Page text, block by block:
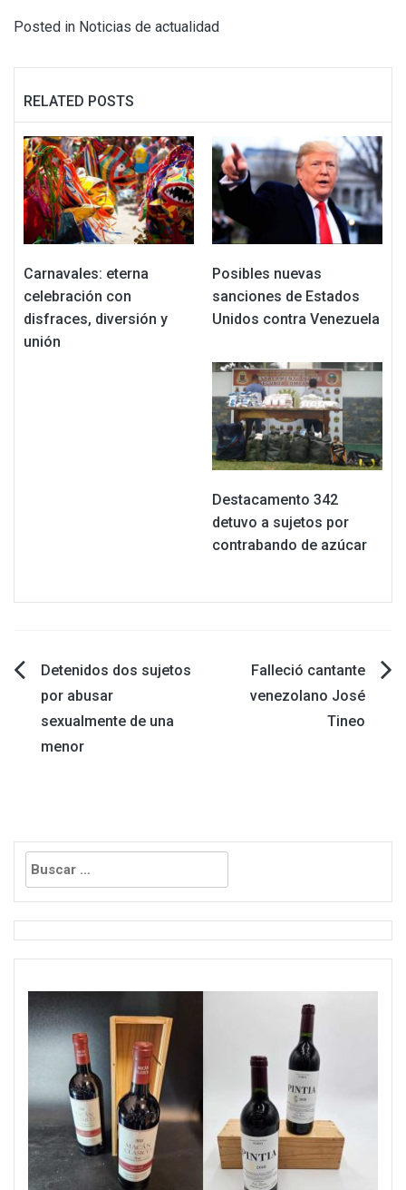
Posted in Noticias de actualidad
RELATED POSTS
Carnavales: eterna
celebración con
disfraces, diversión y
unión
Posibles nuevas
sanciones de Estados
Unidos contra Venezuela
Destacamento 342
detuvo a sujetos por
contrabando de azúcar
Navegación
de
entradas
Detenidos dos sujetos
por abusar
sexualmente de una
menor
Falleció cantante
venezolano José
Tineo
Buscar: